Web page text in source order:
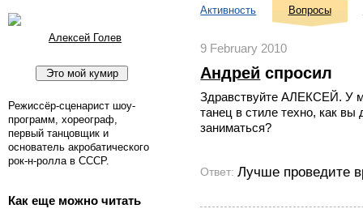
Алексей Голев
Режиссёр-сценарист шоу-
программ, хореограф,
первый танцовщик и
основатель акробатического
рок-н-ролла в СССР.
Как еще можно читать
Активность Вопросы
9 February 2010
Андрей спросил
Здравствуйте АЛЕКСЕЙ. У
танец в стиле техно, как
заниматься?
Ответ: Лучше проведите